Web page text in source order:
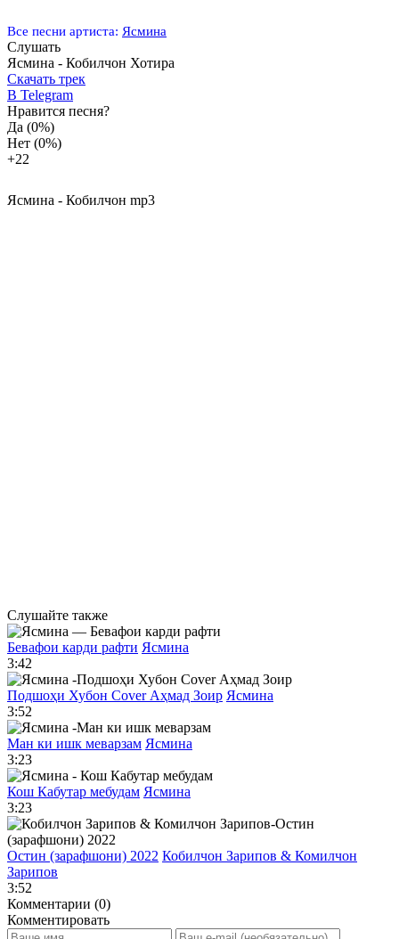
Все песни артиста: Ясмина
Слушать
Ясмина - Кобилчон Хотира
Скачать трек
В Telegram
Нравится песня?
Да (0%)
Нет (0%)
+22
Ясмина - Кобилчон mp3
Слушайте также
Бевафои карди рафти Ясмина
3:42
Подшоҳи Хубон Cover Аҳмад Зоир Ясмина
3:52
Ман ки ишк меварзам Ясмина
3:23
Кош Кабутар мебудам Ясмина
3:23
Остин (зарафшони) 2022 Кобилчон Зарипов & Комилчон
Зарипов
3:52
Комментарии (0)
Комментировать